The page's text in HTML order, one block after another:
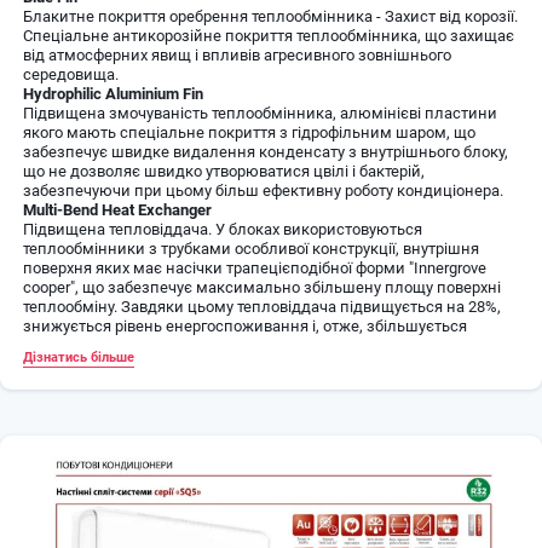
Блакитне покриття оребрення теплообмінника - Захист від корозії.
Спеціальне антикорозійне покриття теплообмінника, що захищає
від атмосферних явищ і впливів агресивного зовнішнього
середовища.
Hydrophilic Aluminium Fin
Підвищена змочуваність теплообмінника, алюмінієві пластини
якого мають спеціальне покриття з гідрофільним шаром, що
забезпечує швидке видалення конденсату з внутрішнього блоку,
що не дозволяє швидко утворюватися цвілі і бактерій,
забезпечуючи при цьому більш ефективну роботу кондиціонера.
Multi-Bend Heat Exchanger
Підвищена тепловіддача. У блоках використовуються
теплообмінники з трубками особливої конструкції, внутрішня
поверхня яких має насічки трапецієподібної форми "Innergrove
cooper", що забезпечує максимально збільшену площу поверхні
теплообміну. Завдяки цьому тепловіддача підвищується на 28%,
знижується рівень енергоспоживання і, отже, збільшується
Silence
Технологія 180° -градусного хвильового инверторного
перетворення - керуюча напруга без «імпульсних» ефектів
(усувається ступенчатость синусоїди).
У порівнянні з стандартним 120° струмом прямокутної форми
Дізнатись більше